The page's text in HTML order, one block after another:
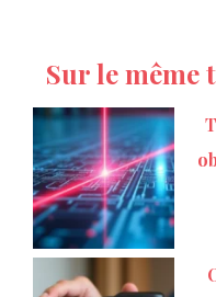
Sur le même